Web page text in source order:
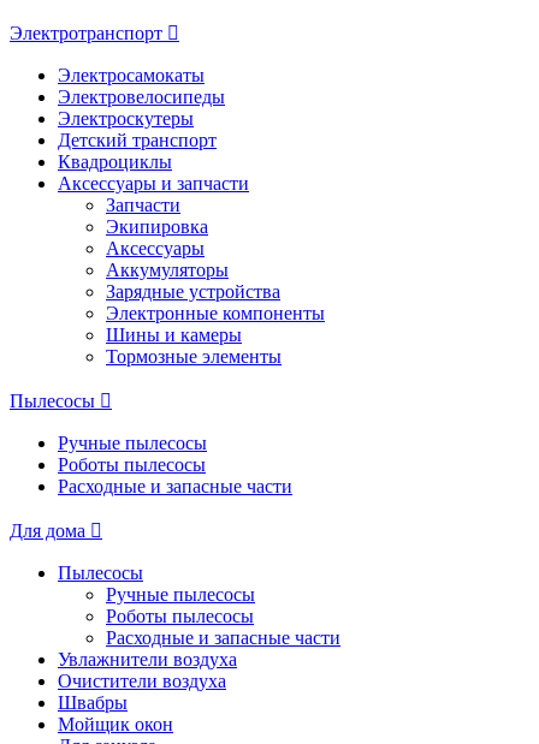
Электротранспорт
Электросамокаты
Электровелосипеды
Электроскутеры
Детский транспорт
Квадроциклы
Аксессуары и запчасти
Запчасти
Экипировка
Аксессуары
Аккумуляторы
Зарядные устройства
Электронные компоненты
Шины и камеры
Тормозные элементы
Пылесосы
Ручные пылесосы
Роботы пылесосы
Расходные и запасные части
Для дома
Пылесосы
Ручные пылесосы
Роботы пылесосы
Расходные и запасные части
Увлажнители воздуха
Очистители воздуха
Швабры
Мойщик окон